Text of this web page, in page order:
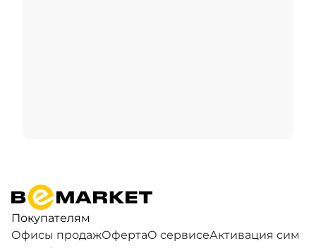
Покупателям
Офисы продажОфертаО сервисеАктивация сим